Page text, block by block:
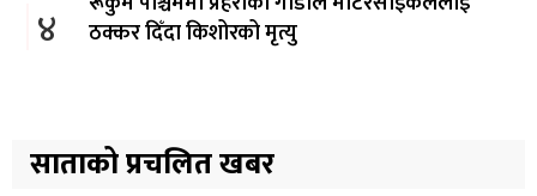
४
ठक्कर दिँदा किशोरको मृत्यु
५
प्रस्तुत हुने
७ घण्टा अघि
साताको प्रचलित खबर